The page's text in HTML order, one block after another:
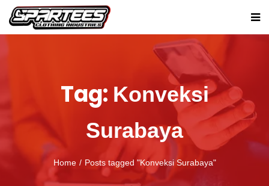
Tag: Konveksi
Surabaya
Home Posts tagged "Konveksi Surabaya"